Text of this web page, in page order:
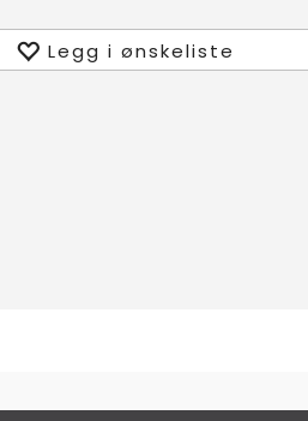
Legg i ønskeliste